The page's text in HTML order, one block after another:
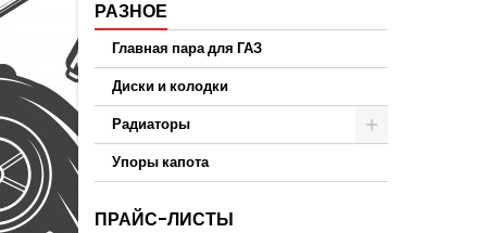
РАЗНОЕ
Главная пара для ГАЗ
Диски и колодки
Радиаторы
Упоры капота
ПРАЙС-ЛИСТЫ